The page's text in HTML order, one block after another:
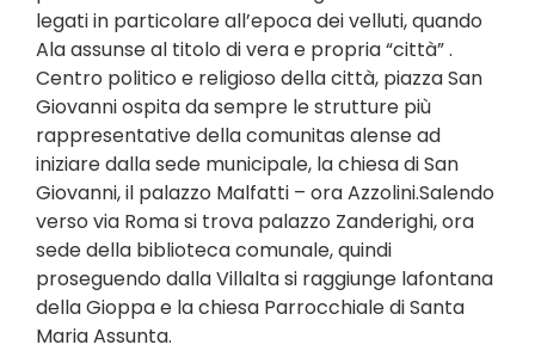
legati in particolare all’epoca dei velluti, quando
Ala assunse al titolo di vera e propria “città” .
Centro politico e religioso della città, piazza San
Giovanni ospita da sempre le strutture più
rappresentative della comunitas alense ad
iniziare dalla sede municipale, la chiesa di San
Giovanni, il palazzo Malfatti – ora Azzolini.Salendo
verso via Roma si trova palazzo Zanderighi, ora
sede della biblioteca comunale, quindi
proseguendo dalla Villalta si raggiunge lafontana
della Gioppa e la chiesa Parrocchiale di Santa
Maria Assunta.